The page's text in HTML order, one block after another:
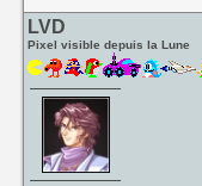
LVD
Pixel visible depuis la Lune